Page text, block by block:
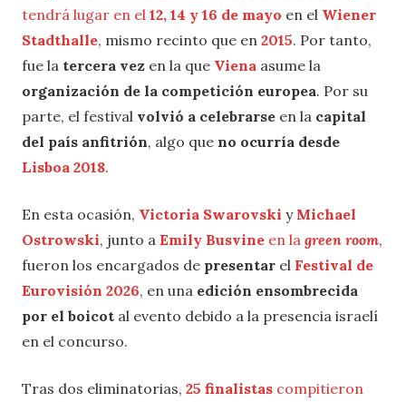
tendrá lugar en el 12, 14 y 16 de mayo en el Wiener
Stadthalle, mismo recinto que en 2015. Por tanto,
fue la tercera vez en la que Viena asume la
organización de la competición europea. Por su
parte, el festival volvió a celebrarse en la capital
del país anfitrión, algo que no ocurría desde
Lisboa 2018.
En esta ocasión, Victoria Swarovski y Michael
Ostrowski, junto a Emily Busvine en la green room,
fueron los encargados de presentar el Festival de
Eurovisión 2026, en una edición ensombrecida
por el boicot al evento debido a la presencia israelí
en el concurso.
Tras dos eliminatorias, 25 finalistas compitieron